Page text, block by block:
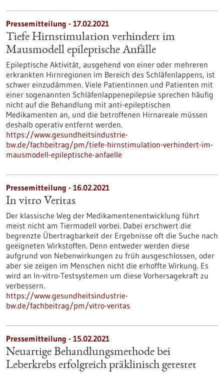
Pressemitteilung - 17.02.2021
Tiefe Hirnstimulation verhindert im
Mausmodell epileptische Anfälle
Epileptische Aktivität, ausgehend von einer oder mehreren
erkrankten Hirnregionen im Bereich des Schläfenlappens, ist
schwer einzudämmen. Viele Patientinnen und Patienten mit
einer sogenannten Schläfenlappenepilepsie sprechen häufig
nicht auf die Behandlung mit anti-epileptischen
Medikamenten an, und die betroffenen Hirnareale müssen
deshalb operativ entfernt werden.
https://www.gesundheitsindustrie-
bw.de/fachbeitrag/pm/tiefe-hirnstimulation-verhindert-im-
mausmodell-epileptische-anfaelle
Pressemitteilung - 16.02.2021
In vitro Veritas
Der klassische Weg der Medikamentenentwicklung führt
meist nicht am Tiermodell vorbei. Dabei erschwert die
begrenzte Übertragbarkeit der Ergebnisse oft die Suche nach
geeigneten Wirkstoffen. Denn entweder werden diese
aufgrund von Nebenwirkungen zu früh ausgeschlossen, oder
aber sie zeigen im Menschen nicht die erhoffte Wirkung. Es
wird an In-vitro-Testsystemen um diese Vorhersagekraft zu
verbessern.
https://www.gesundheitsindustrie-
bw.de/fachbeitrag/pm/vitro-veritas
Pressemitteilung - 15.02.2021
Neuartige Behandlungsmethode bei
Leberkrebs erfolgreich präklinisch getestet